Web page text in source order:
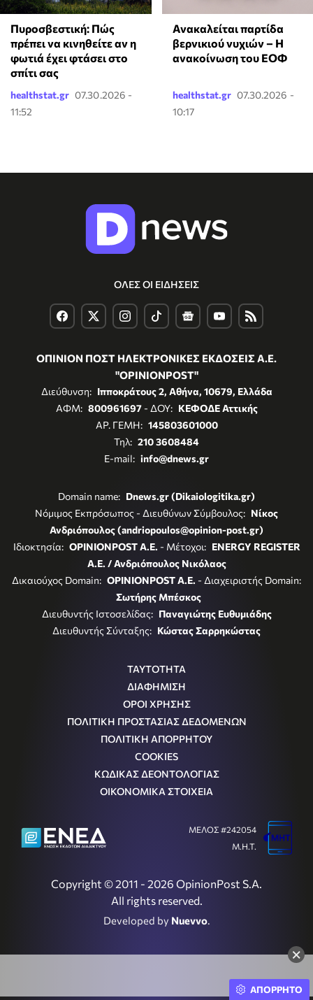
×
Πυροσβεστική: Πώς
πρέπει να κινηθείτε αν η
φωτιά έχει φτάσει στο
σπίτι σας
healthstat.gr 07.30.2026 -
11:52
Ανακαλείται παρτίδα
βερνικιού νυχιών – Η
ανακοίνωση του ΕΟΦ
healthstat.gr 07.30.2026 -
10:17
ΟΛΕΣ ΟΙ ΕΙΔΗΣΕΙΣ
ΟΠΙΝΙΟΝ ΠΟΣΤ ΗΛΕΚΤΡΟΝΙΚΕΣ ΕΚΔΟΣΕΙΣ Α.Ε.
"OPINIONPOST"
Διεύθυνση: Ιπποκράτους 2, Αθήνα, 10679, Ελλάδα
ΑΦΜ: 800961697- ΔΟΥ: ΚΕΦΟΔΕ Αττικής
ΑΡ. ΓΕΜΗ: 145803601000
Τηλ: 210 3608484
E-mail: info@dnews.gr
Domain name: Dnews.gr (Dikaiologitika.gr)
Νόμιμος Εκπρόσωπος - Διευθύνων Σύμβουλος: Νίκος
Ανδριόπουλος (andriopoulos@opinion-post.gr)
Ιδιοκτησία: OPINIONPOST A.E. - Μέτοχοι: ENERGY REGISTER
Α.Ε. / Ανδριόπουλος Νικόλαος
Δικαιούχος Domain: OPINIONPOST A.E. - Διαχειριστής Domain:
Σωτήρης Μπέσκος
Διευθυντής Ιστοσελίδας: Παναγιώτης Ευθυμιάδης
Διευθυντής Σύνταξης: Κώστας Σαρρηκώστας
ΤΑΥΤΟΤΗΤΑ
ΔΙΑΦΗΜΙΣΗ
ΟΡΟΙ ΧΡΗΣΗΣ
ΠΟΛΙΤΙΚΗ ΠΡΟΣΤΑΣΙΑΣ ΔΕΔΟΜΕΝΩΝ
ΠΟΛΙΤΙΚΗ ΑΠΟΡΡΗΤΟΥ
COOKIES
ΚΩΔΙΚΑΣ ΔΕΟΝΤΟΛΟΓΙΑΣ
ΟΙΚΟΝΟΜΙΚΑ ΣΤΟΙΧΕΙΑ
Copyright © 2011 - 2026 OpinionPost S.A.
All rights reserved.
Developed by Nuevvo.
ΜΕΛΟΣ #242054
Μ.Η.Τ.
ΑΠΟΡΡΗΤΟ